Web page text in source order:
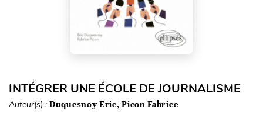
INTÉGRER UNE ÉCOLE DE JOURNALISME
Auteur(s) : Duquesnoy Eric, Picon Fabrice